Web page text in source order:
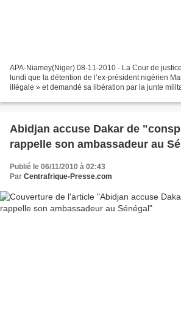
APA-Niamey(Niger) 08-11-2010 - La Cour de
lundi que la détention de l’ex-président nigérien
illégale » et demandé sa libération par la junte
Abidjan accuse Dakar de
rappelle son ambassadeur au
Publié le 06/11/2010 à 02:43
Par Centrafrique-Presse.com